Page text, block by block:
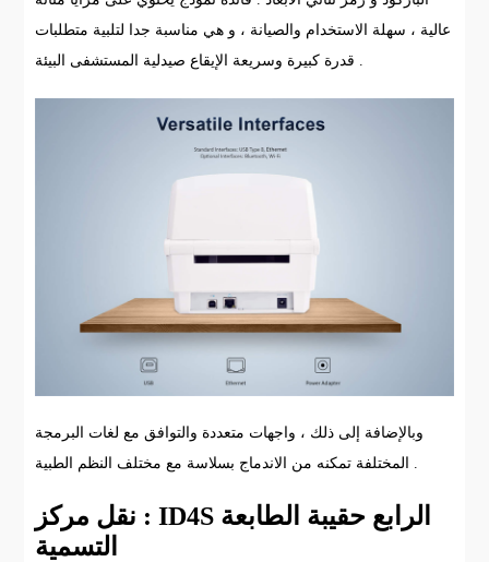
عالية ، سهلة الاستخدام والصيانة ، و هي مناسبة جدا لتلبية متطلبات
قدرة كبيرة وسريعة الإيقاع صيدلية المستشفى البيئة .
وبالإضافة إلى ذلك ، واجهات متعددة والتوافق مع لغات البرمجة
نقل مركز : ID4S الرابع حقيبة الطابعة
التسمية